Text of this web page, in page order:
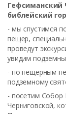
Гефсиманский
библейский
- мы спустимся
пещер,
проведут
увидим
- по пещерным
подземному
- посетим
Черниговской,